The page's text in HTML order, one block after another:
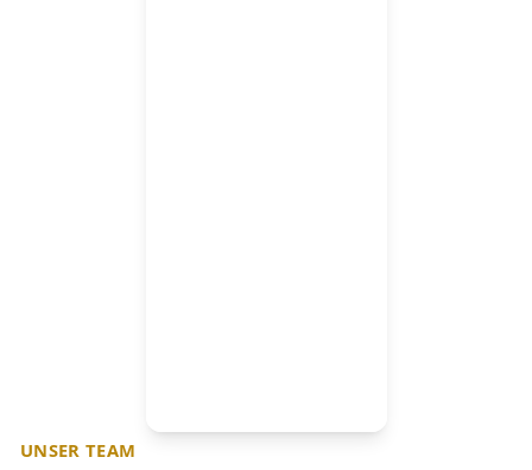
UNSER TEAM